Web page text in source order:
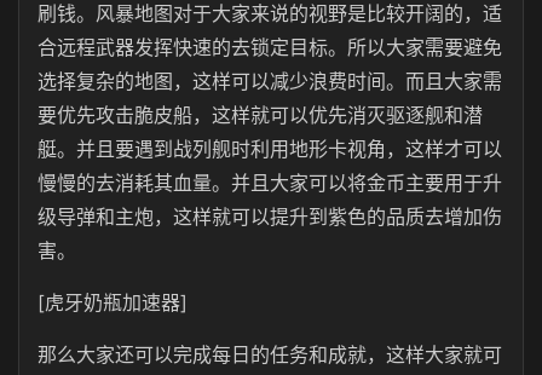
刷钱。风暴地图对于大家来说的视野是比较开阔的，适
合远程武器发挥快速的去锁定目标。所以大家需要避免
选择复杂的地图，这样可以减少浪费时间。而且大家需
要优先攻击脆皮船，这样就可以优先消灭驱逐舰和潜
艇。并且要遇到战列舰时利用地形卡视角，这样才可以
慢慢的去消耗其血量。并且大家可以将金币主要用于升
级导弹和主炮，这样就可以提升到紫色的品质去增加伤
害。
[虎牙奶瓶加速器]
那么大家还可以完成每日的任务和成就，这样大家就可